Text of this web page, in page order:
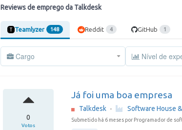
Reviews de emprego da Talkdesk
Teamlyzer 148 Reddit 4 GitHub 1
Cargo Nível de
0
Votos
Já foi uma boa empresa
Talkdesk · Software House
Submetido há 6 meses por Programador de